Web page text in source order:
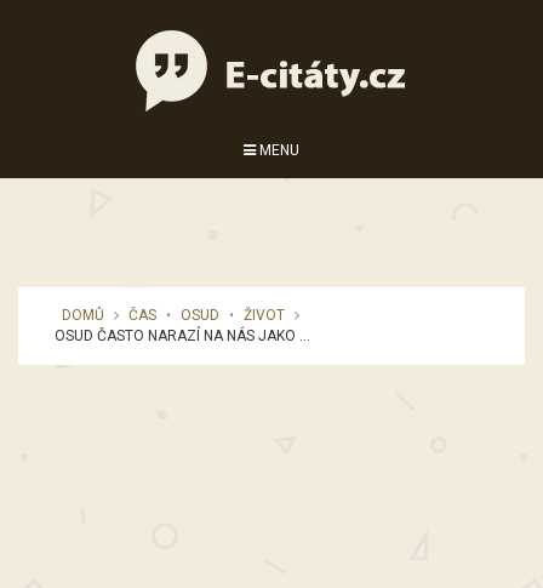
MENU
DOMŮ ČAS • OSUD •
ŽIVOT
OSUD ČASTO NARAZÍ NA NÁS JAKO ...